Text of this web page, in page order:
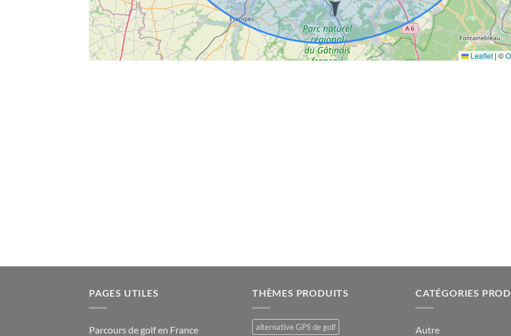
Leaflet | ©
PAGES UTILES
Parcours de golf en France
THÈMES PRODUITS
alternative GPS de golf
CATÉGORIES
Autre